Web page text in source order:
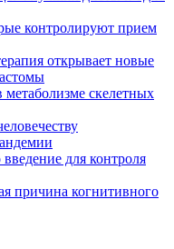
контролируют прием
открывает новые
скелетных
для контроля
причина когнитивного